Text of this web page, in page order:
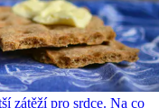
zátěží pro srdce. Na co